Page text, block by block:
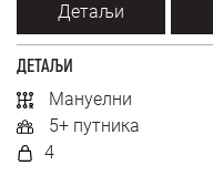
SRPSKI
СРПСКИ
ENGLISH
Детаљи
ДЕТАЉИ
Мануелни
5+ путника
4